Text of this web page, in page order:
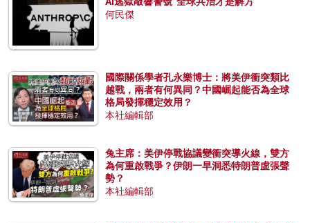
何民傑
國際關係學者孔永樂博士：將美伊衝突類比
越戰，兩者有何異同？中國崛起能否為全球
格局發揮穩定效用？
本社編輯部
兔主席：美伊停戰協議變衝突導火線，雙方
為何重啟戰爭？伊朗一早洞悉特朗普虛張聲
勢？
本社編輯部